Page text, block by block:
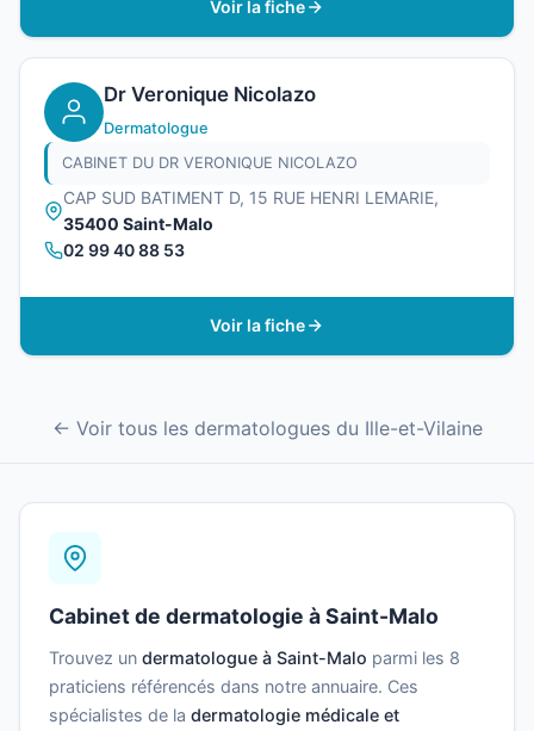
Voir la fiche
Dr Veronique Nicolazo
Dermatologue
CABINET DU DR VERONIQUE NICOLAZO
CAP SUD BATIMENT D, 15 RUE HENRI LEMARIE,
35400 Saint-Malo
02 99 40 88 53
Voir la fiche
← Voir tous les dermatologues du Ille-et-Vilaine
Cabinet de dermatologie à Saint-Malo
Trouvez un dermatologue à Saint-Malo parmi les 8
praticiens référencés dans notre annuaire. Ces
spécialistes de la dermatologie médicale et